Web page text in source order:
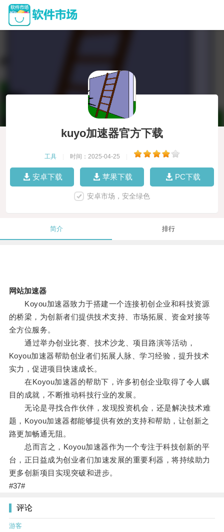
kuyo加速器官方下载
工具 时间：2025-04-25
安卓下载 苹果下载 PC下载
安卓市场，安全绿色
简介 排行
网站加速器
Koyou加速器致力于搭建一个连接初创企业和科技资源
的桥梁，为创新者们提供技术支持、市场拓展、资金对接等
全方位服务。
通过举办创业比赛、技术沙龙、项目路演等活动，
Koyou加速器帮助创业者们拓展人脉、学习经验，提升技术
实力，促进项目快速成长。
在Koyou加速器的帮助下，许多初创企业取得了令人瞩
目的成就，不断推动科技行业的发展。
无论是寻找合作伙伴，发现投资机会，还是解决技术难
题，Koyou加速器都能够提供有效的支持和帮助，让创新之
路更加畅通无阻。
总而言之，Koyou加速器作为一个专注于科技创新的平
台，正日益成为创业者们加速发展的重要利器，将持续助力
更多创新项目实现突破和进步。
#37#
评论
游客